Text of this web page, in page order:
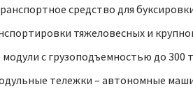
средство для
тяжеловесных и
с грузоподъемностью до
тележки – автономные